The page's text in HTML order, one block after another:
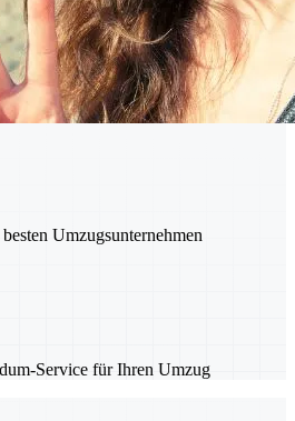
Umzugsunternehmen
Service für Ihren Umzug